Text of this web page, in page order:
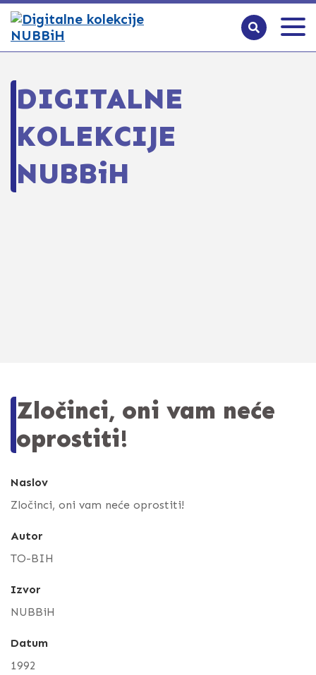
DIGITALNE
KOLEKCIJE
NUBBiH
Zločinci, oni vam neće
oprostiti!
Naslov
Zločinci, oni vam neće oprostiti!
Autor
TO-BIH
Izvor
NUBBiH
Datum
1992